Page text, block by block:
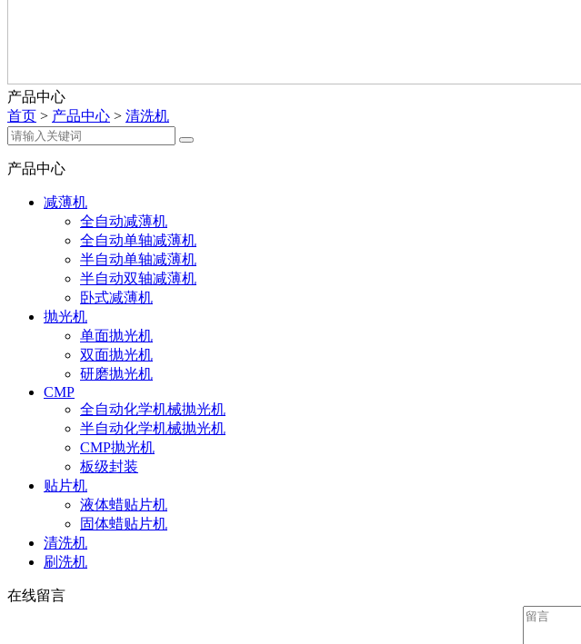
产品中心
首页 > 产品中心 > 清洗机
产品中心
减薄机
全自动减薄机
全自动单轴减薄机
半自动单轴减薄机
半自动双轴减薄机
卧式减薄机
抛光机
单面抛光机
双面抛光机
研磨抛光机
CMP
全自动化学机械抛光机
半自动化学机械抛光机
CMP抛光机
板级封装
贴片机
液体蜡贴片机
固体蜡贴片机
清洗机
刷洗机
在线留言